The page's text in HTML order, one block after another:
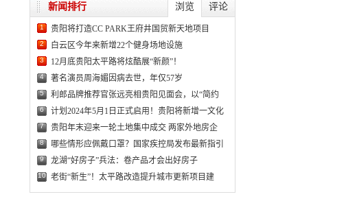
浏览 评论
新闻排行
1 贵阳将打造CC PARK王府井国贸新天地项目
2 白云区今年来新增22个健身场地设施
3 12月底贵阳太平路将炫酷展“新颜”！
4 著名演员周海媚因病去世，年仅57岁
5 利郎品牌推荐官张远亮相贵阳见面会，以“简约
6 计划2024年5月1日正式启用！贵阳将新增一文化
7 贵阳年末迎来一轮土地集中成交 两家外地房企
8 哪些情形应佩戴口罩？国家疾控局发布最新指引
9 龙湖“好房子”兵法：卷产品才会出好房子
10 老街“新生”！太平路改造提升城市更新项目建